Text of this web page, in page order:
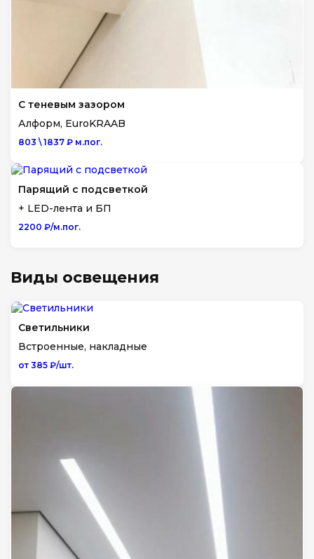
С теневым зазором
Алформ, EuroKRAAB
803 \ 1837 ₽ м.пог.
Парящий с подсветкой
+ LED-лента и БП
2200 ₽/м.пог.
Виды освещения
Светильники
Встроенные, накладные
от 385 ₽/шт.